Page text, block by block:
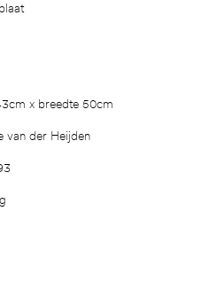
x breedte 50cm
van der Heijden